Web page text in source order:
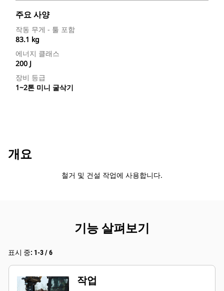
주요 사양
작동 무게 - 툴 포함
83.1 kg
에너지 클래스
200 J
장비 등급
1~2톤 미니 굴삭기
개요
철거 및 건설 작업에 사용합니다.
기능 살펴보기
표시 중: 1-3 / 6
작업